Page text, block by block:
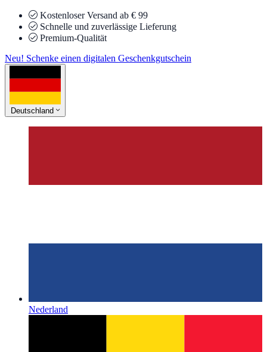
Kostenloser Versand ab € 99
Schnelle und zuverlässige Lieferung
Premium-Qualität
Neu! Schenke einen digitalen Geschenkgutschein
Deutschland
Nederland